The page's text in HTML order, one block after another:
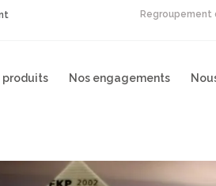
Regroupement
produits Nos engagements